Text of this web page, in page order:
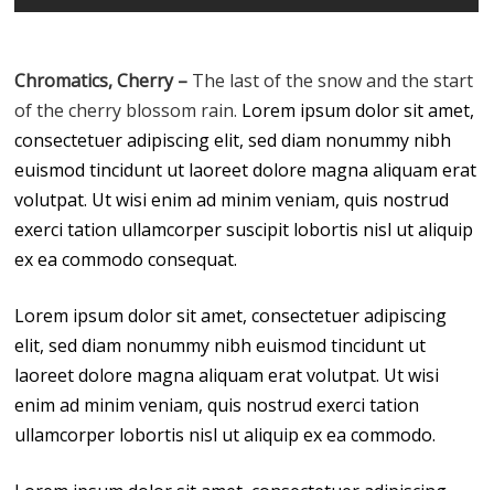
Chromatics, Cherry – The last of the snow and the start
of the cherry blossom rain. Lorem ipsum dolor sit amet,
consectetuer adipiscing elit, sed diam nonummy nibh
euismod tincidunt ut laoreet dolore magna aliquam erat
volutpat. Ut wisi enim ad minim veniam, quis nostrud
exerci tation ullamcorper suscipit lobortis nisl ut aliquip
ex ea commodo consequat.
Lorem ipsum dolor sit amet, consectetuer adipiscing
elit, sed diam nonummy nibh euismod tincidunt ut
laoreet dolore magna aliquam erat volutpat. Ut wisi
enim ad minim veniam, quis nostrud exerci tation
ullamcorper lobortis nisl ut aliquip ex ea commodo.